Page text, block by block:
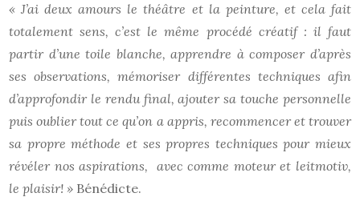
« J’ai deux amours le théâtre et la peinture, et cela fait
totalement sens, c’est le même procédé créatif : il faut
partir d’une toile blanche, apprendre à composer d’après
ses observations, mémoriser différentes techniques afin
d’approfondir le rendu final, ajouter sa touche personnelle
puis oublier tout ce qu’on a appris, recommencer et trouver
sa propre méthode et ses propres techniques pour mieux
révéler nos aspirations, avec comme moteur et leitmotiv,
le plaisir! » Bénédicte.